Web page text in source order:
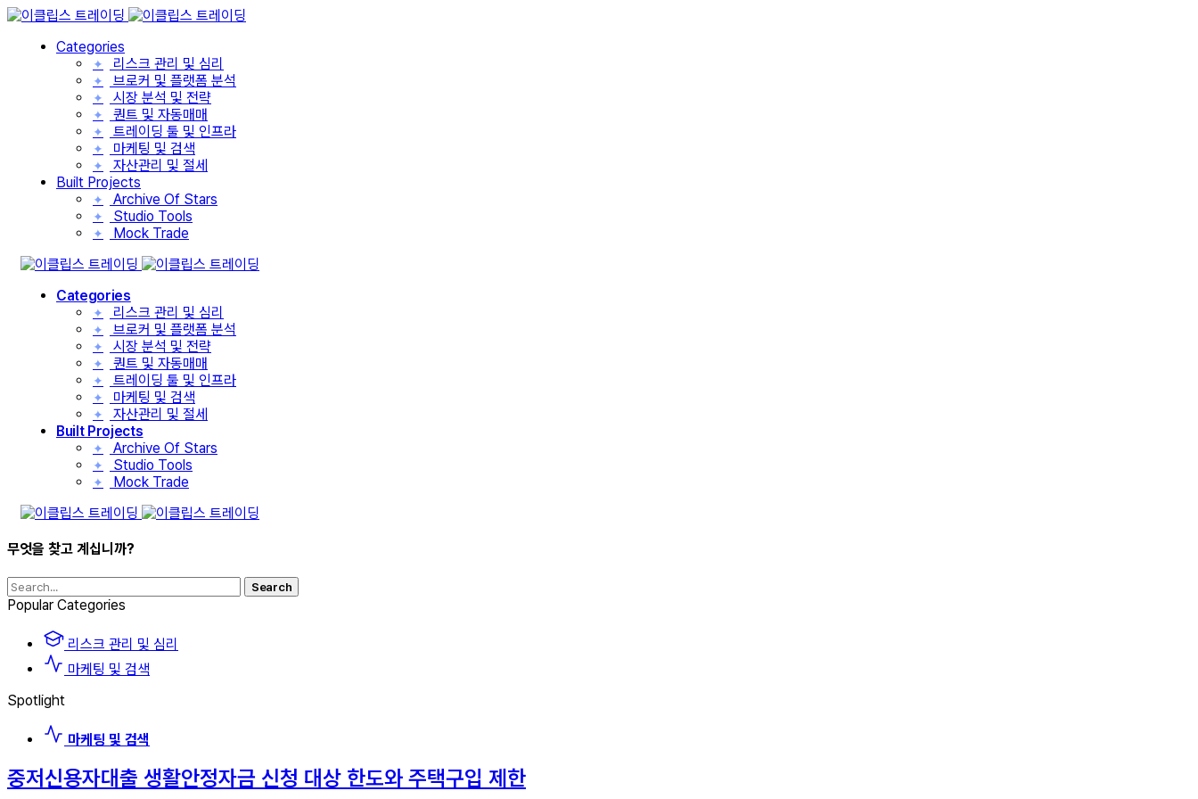
Categories
✦ 리스크 관리 및 심리
✦ 브로커 및 플랫폼 분석
✦ 시장 분석 및 전략
✦ 퀀트 및 자동매매
✦ 트레이딩 툴 및 인프라
✦ 마케팅 및 검색
✦
자산관리 및 절세
Built Projects
✦ Archive Of Stars
✦ Studio Tools
✦ Mock Trade
Categories
✦ 리스크 관리 및 심리
✦ 브로커 및 플랫폼 분석
✦ 시장 분석 및 전략
✦ 퀀트 및 자동매매
✦ 트레이딩 툴 및 인프라
✦ 마케팅 및 검색
✦
자산관리 및 절세
Built Projects
✦ Archive Of Stars
✦ Studio Tools
✦ Mock Trade
무엇을 찾고 계십니까?
Search
Popular Categories
리스크 관리 및 심리
마케팅 및 검색
Spotlight
마케팅 및 검색
중저신용자대출 생활안정자금 신청 대상 한도와 주택구입 제한